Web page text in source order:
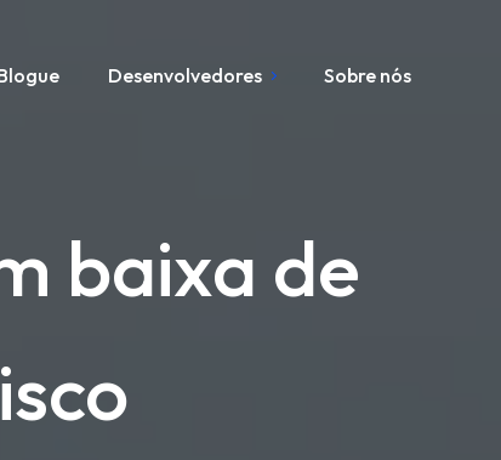
Desenvolvedores Sobre nós
baixa de